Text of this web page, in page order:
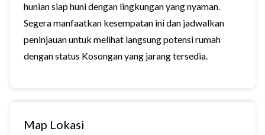
hunian siap huni dengan lingkungan yang nyaman.
Segera manfaatkan kesempatan ini dan jadwalkan
peninjauan untuk melihat langsung potensi rumah
dengan status Kosongan yang jarang tersedia.
Map Lokasi